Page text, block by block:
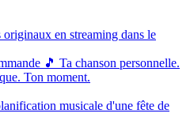
en streaming dans le
🎵 Ta chanson personnelle.
Ton moment.
musicale d'une fête de